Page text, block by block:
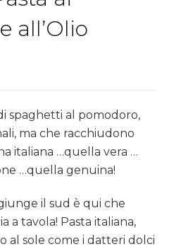
all’Olio
spaghetti al pomodoro,
ma che racchiudono
italiana …quella vera …
…quella genuina!
il sud è qui che
a tavola! Pasta italiana,
al sole come i datteri dolci